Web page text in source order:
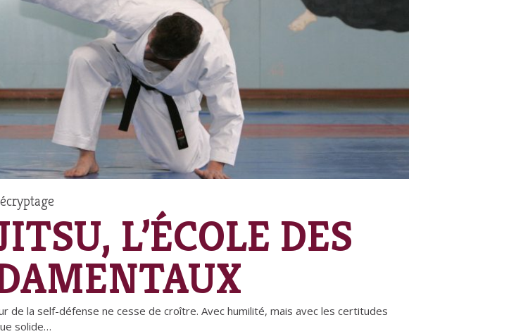
L’ÉCOLE DES
de la self-défense ne cesse de croître. Avec humilité, mais avec les certitudes
solide…